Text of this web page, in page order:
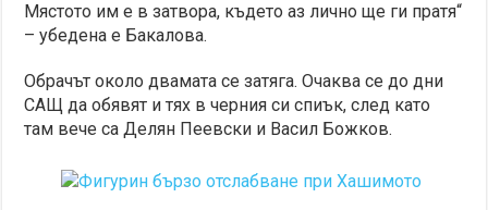
Мястото им е в затвора, където аз лично ще ги пратя“
– убедена е Бакалова.
Обрачът около двамата се затяга. Очаква се до дни
САЩ да обявят и тях в черния си спиък, след като
там вече са Делян Пеевски и Васил Божков.